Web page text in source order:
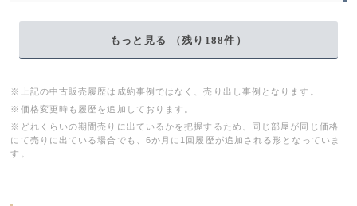
もっと見る （残り 188件）
※上記の中古販売履歴は成約事例ではなく、売り出し事例となります。
※価格変更時も履歴を追加しております。
※どれくらいの期間売りに出ているかを把握するため、同じ部屋が同じ価格
にて売りに出ている場合でも、6か月に1回履歴が追加される形となっていま
す。